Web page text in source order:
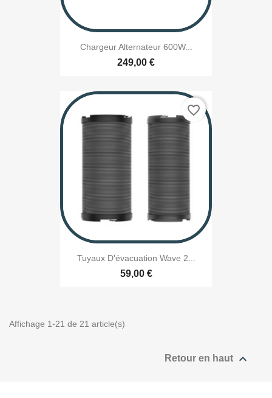
Chargeur Alternateur 600W...
249,00 €
Tuyaux D'évacuation Wave 2...
59,00 €
favorite_border
Affichage 1-21 de 21 article(s)
Retour en haut 